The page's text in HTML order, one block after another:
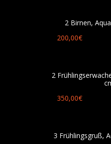
2 Birnen,
200,00€
2
350,00€
3 Frühlingsgruß,